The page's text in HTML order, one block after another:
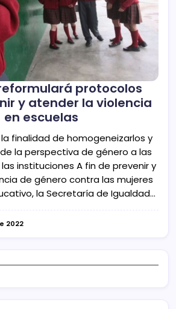
protocolos
y atender la violencia
en escuelas
finalidad de homogeneizarlos y
la perspectiva de género a las
instituciones A fin de prevenir y
de género contra las mujeres
la Secretaría de Igualdad…
2022